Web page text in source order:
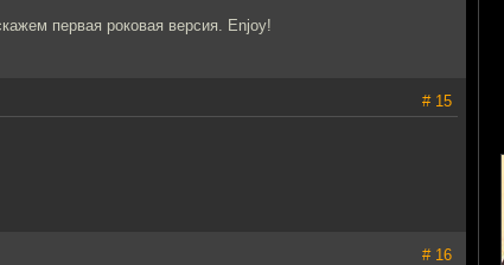
первая роковая версия. Enjoy!
# 15
# 16